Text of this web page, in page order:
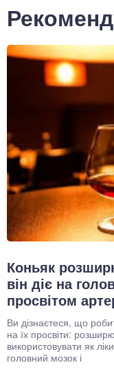
Коньяк
він діє на
просвітом
Ви дізнаєтеся, що
на їх просвіти:
використовувати як
головний мозок і